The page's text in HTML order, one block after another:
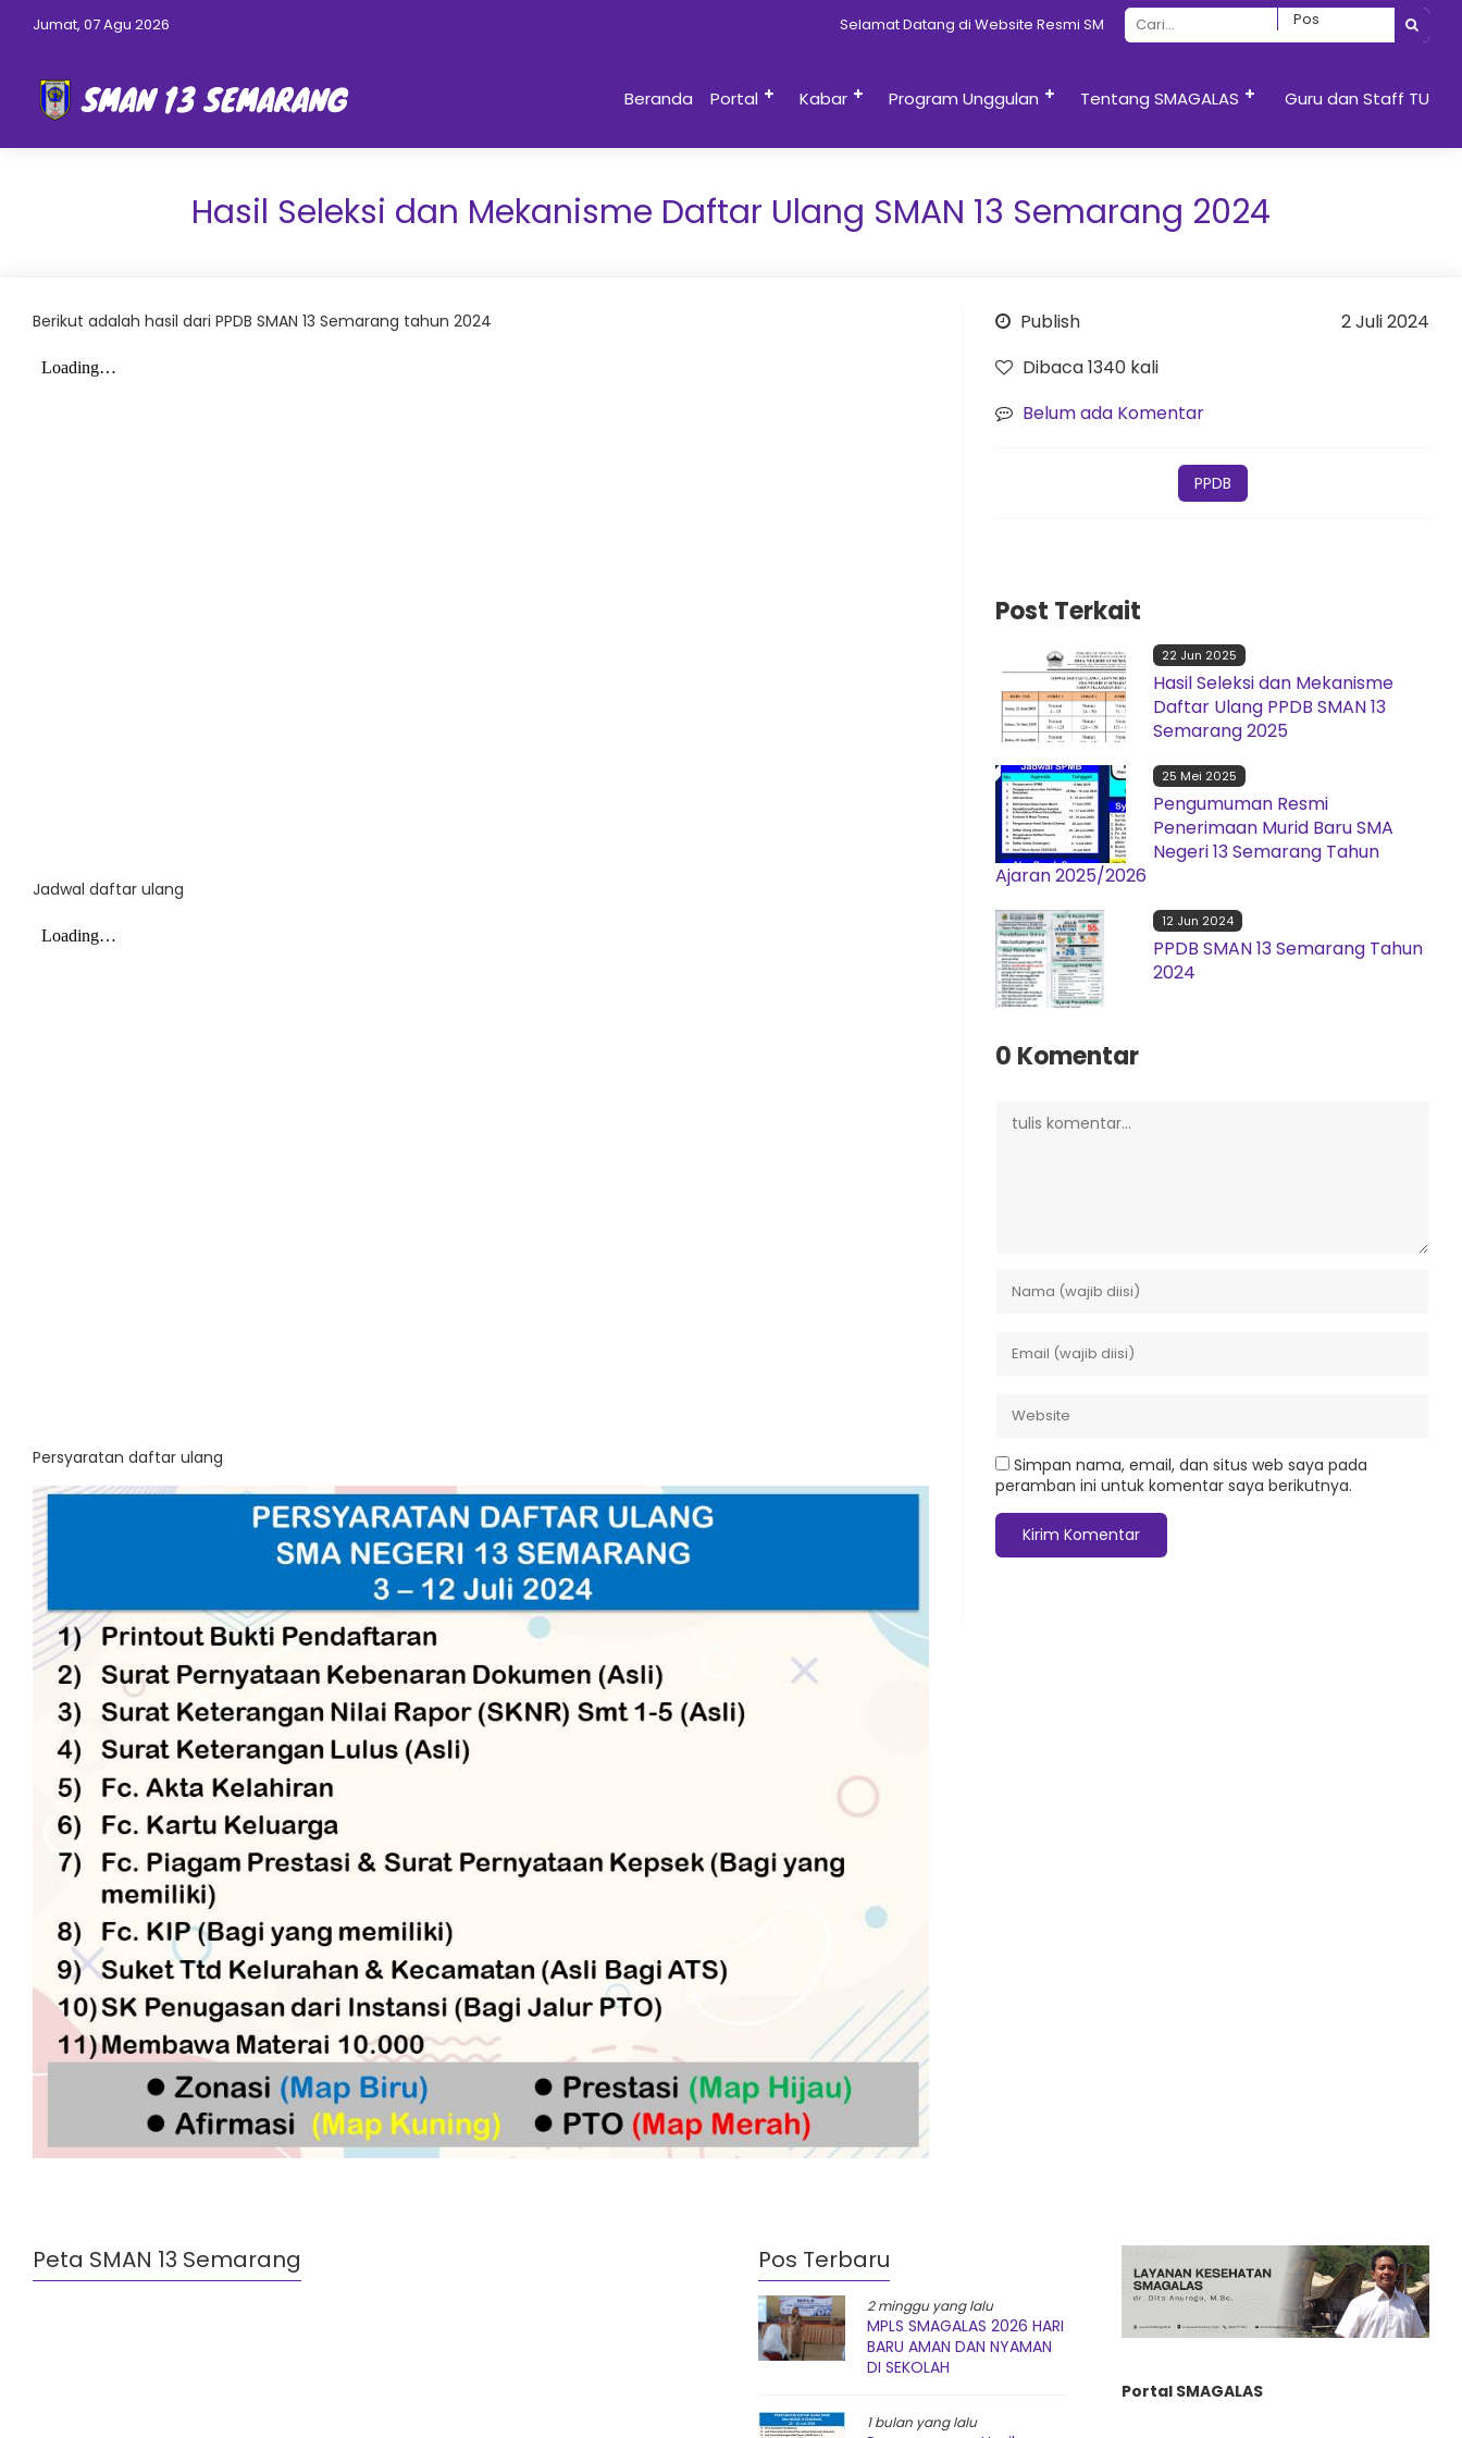
Jumat, 07 Agu 2026 Selamat Datang di Website Resmi SMAN 13 Semarang
Beranda Portal Kabar Program Unggulan Tentang SMAGALAS Guru dan Staff TU
Hasil Seleksi dan Mekanisme Daftar Ulang SMAN 13 Semarang 2024
Berikut adalah hasil dari PPDB SMAN 13 Semarang tahun 2024
Jadwal daftar ulang
Persyaratan daftar ulang
Publish
2 Juli 2024
Dibaca 1340 kali
Belum ada Komentar
PPDB
Post Terkait
22 Jun 2025
Hasil Seleksi dan Mekanisme
Daftar Ulang PPDB SMAN 13
Semarang 2025
25 Mei 2025
Pengumuman Resmi
Penerimaan Murid Baru SMA
Negeri 13 Semarang Tahun
Ajaran 2025/2026
12 Jun 2024
PPDB SMAN 13 Semarang Tahun
2024
0 Komentar
Simpan nama, email, dan situs web saya pada
peramban ini untuk komentar saya berikutnya.
Peta SMAN 13 Semarang Pos Terbaru
2 minggu yang lalu
MPLS SMAGALAS 2026 HARI
BARU AMAN DAN NYAMAN
DI SEKOLAH
1 bulan yang lalu
Portal SMAGALAS